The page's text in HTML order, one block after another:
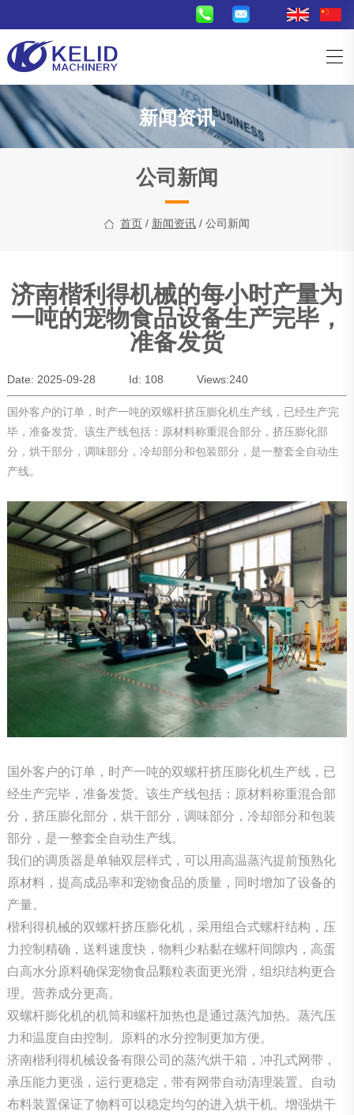
新闻资讯
公司新闻
首页 / 新闻资讯 / 公司新闻
济南楷利得机械的每小时产量为
一吨的宠物食品设备生产完毕，
准备发货
Date: 2025-09-28 Id: 108 Views:240
国外客户的订单，时产一吨的双螺杆挤压膨化机生产线，已经生产完
毕，准备发货。该生产线包括：原材料称重混合部分，挤压膨化部
分，烘干部分，调味部分，冷却部分和包装部分，是一整套全自动生
产线。
国外客户的订单，时产一吨的双螺杆挤压膨化机生产线，已
经生产完毕，准备发货。该生产线包括：原材料称重混合部
分，挤压膨化部分，烘干部分，调味部分，冷却部分和包装
部分，是一整套全自动生产线。
我们的调质器是单轴双层样式，可以用高温蒸汽提前预熟化
原材料，提高成品率和宠物食品的质量，同时增加了设备的
产量。
楷利得机械的双螺杆挤压膨化机，采用组合式螺杆结构，压
力控制精确，送料速度快，物料少粘黏在螺杆间隙内，高蛋
白高水分原料确保宠物食品颗粒表面更光滑，组织结构更合
理。营养成分更高。
双螺杆膨化机的机筒和螺杆加热也是通过蒸汽加热。蒸汽压
力和温度自由控制。原料的水分控制更加方便。
济南楷利得机械设备有限公司的蒸汽烘干箱，冲孔式网带，
承压能力更强，运行更稳定，带有网带自动清理装置。自动
布料装置保证了物料可以稳定均匀的进入烘干机。增强烘干